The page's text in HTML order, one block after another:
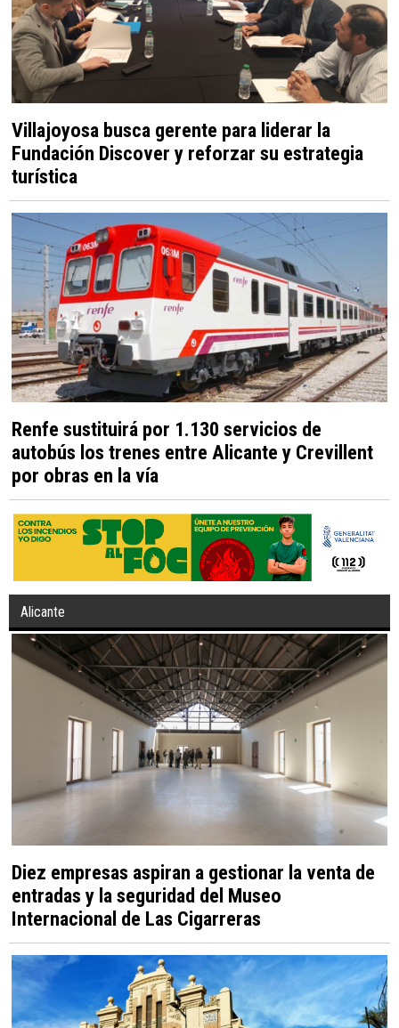
Villajoyosa busca gerente para liderar la
Fundación Discover y reforzar su estrategia
turística
Renfe sustituirá por 1.130 servicios de
autobús los trenes entre Alicante y Crevillent
por obras en la vía
Alicante
Diez empresas aspiran a gestionar la venta de
entradas y la seguridad del Museo
Internacional de Las Cigarreras